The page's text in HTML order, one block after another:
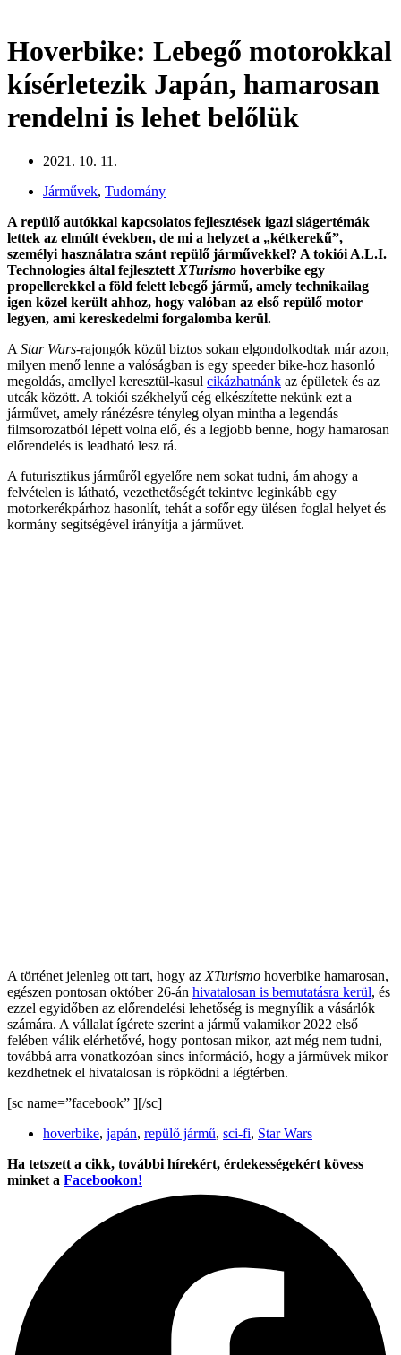
Hoverbike: Lebegő motorokkal
kísérletezik Japán, hamarosan
rendelni is lehet belőlük
2021. 10. 11.
Járművek, Tudomány
A repülő autókkal kapcsolatos fejlesztések igazi slágertémák
lettek az elmúlt években, de mi a helyzet a „kétkerekű”,
személyi használatra szánt repülő járművekkel? A tokiói A.L.I.
Technologies által fejlesztettXTurismo hoverbike egy
propellerekkel a föld felett lebegő jármű, amely technikailag
igen közel került ahhoz, hogy valóban az első repülő motor
legyen, ami kereskedelmi forgalomba kerül.
AStar Wars-rajongók közül biztos sokan elgondolkodtak már azon,
milyen menő lenne a valóságban is egy speeder bike-hoz hasonló
megoldás, amellyel keresztül-kasul cikázhatnánk az épületek és az
utcák között. A tokiói székhelyű cég elkészítette nekünk ezt a
járművet, amely ránézésre tényleg olyan mintha a legendás
filmsorozatból lépett volna elő, és a legjobb benne, hogy hamarosan
előrendelés is leadható lesz rá.
A futurisztikus járműről egyelőre nem sokat tudni, ám ahogy a
felvételen is látható, vezethetőségét tekintve leginkább egy
motorkerékpárhoz hasonlít, tehát a sofőr egy ülésen foglal helyet és
kormány segítségével irányítja a járművet.
A történet jelenleg ott tart, hogy azXTurismo hoverbike hamarosan,
egészen pontosan október 26-án hivatalosan is bemutatásra kerül, és
ezzel egyidőben az előrendelési lehetőség is megnyílik a vásárlók
számára. A vállalat ígérete szerint a jármű valamikor 2022 első
felében válik elérhetővé, hogy pontosan mikor, azt még nem tudni,
továbbá arra vonatkozóan sincs információ, hogy a járművek mikor
kezdhetnek el hivatalosan is röpködni a légtérben.
[sc name=”facebook” ][/sc]
hoverbike, japán, repülő jármű, sci-fi, Star Wars
Ha tetszett a cikk, további hírekért, érdekességekért kövess
minket a Facebookon!